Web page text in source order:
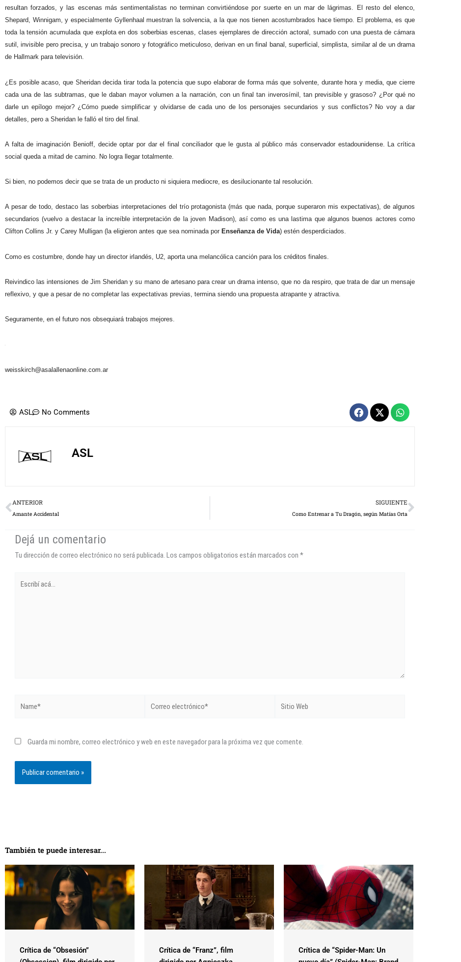
resultan forzados, y las escenas más sentimentalistas no terminan convirtiéndose por suerte en un mar de lágrimas. El resto del elenco,
Shepard, Winnigam, y especialmente Gyllenhaal muestran la solvencia, a la que nos tienen acostumbrados hace tiempo. El problema, es que
toda la tensión acumulada que explota en dos soberbias escenas, clases ejemplares de dirección actoral, sumado con una puesta de cámara
sutil, invisible pero precisa, y un trabajo sonoro y fotográfico meticuloso, derivan en un final banal, superficial, simplista, similar al de un drama
de Hallmark para televisión.
¿Es posible acaso, que Sheridan decida tirar toda la potencia que supo elaborar de forma más que solvente, durante hora y media, que cierre
cada una de las subtramas, que le daban mayor volumen a la narración, con un final tan inverosímil, tan previsible y grasoso? ¿Por qué no
darle un epílogo mejor? ¿Cómo puede simplificar y olvidarse de cada uno de los personajes secundarios y sus conflictos? No voy a dar
detalles, pero a Sheridan le falló el tiro del final.
A falta de imaginación Benioff, decide optar por dar el final conciliador que le gusta al público más conservador estadounidense. La crítica
social queda a mitad de camino. No logra llegar totalmente.
Si bien, no podemos decir que se trata de un producto ni siquiera mediocre, es desilucionante tal resolución.
A pesar de todo, destaco las soberbias interpretaciones del trío protagonista (más que nada, porque superaron mis expectativas), de algunos
secundarios (vuelvo a destacar la increíble interpretación de la joven Madison), así como es una lastima que algunos buenos actores como
Clifton Collins Jr. y Carey Mulligan (la eligieron antes que sea nominada por Enseñanza de Vida) estén desperdiciados.
Como es costumbre, donde hay un director irlandés, U2, aporta una melancólica canción para los créditos finales.
Reivindico las intensiones de Jim Sheridan y su mano de artesano para crear un drama intenso, que no da respiro, que trata de dar un mensaje
reflexivo, y que a pesar de no completar las expectativas previas, termina siendo una propuesta atrapante y atractiva.
Seguramente, en el futuro nos obsequiará trabajos mejores.
weisskirch@asalallenaonline.com.ar
ASL No Comments
ASL
Prev
ANTERIOR
Amante Accidental
SIGUIENTE
Como Entrenar a Tu Dragón, según Matías Orta
Next
Dejá un comentario
Tu dirección de correo electrónico no será publicada. Los campos obligatorios están marcados con *
acá...
electrónico*
Web
Guarda mi nombre, correo electrónico y web en este navegador para la próxima vez que comente.
También te puede interesar...
Crítica de “Obsesión”
Crítica de “Franz”, film
Crítica de “Spider-Man: Un